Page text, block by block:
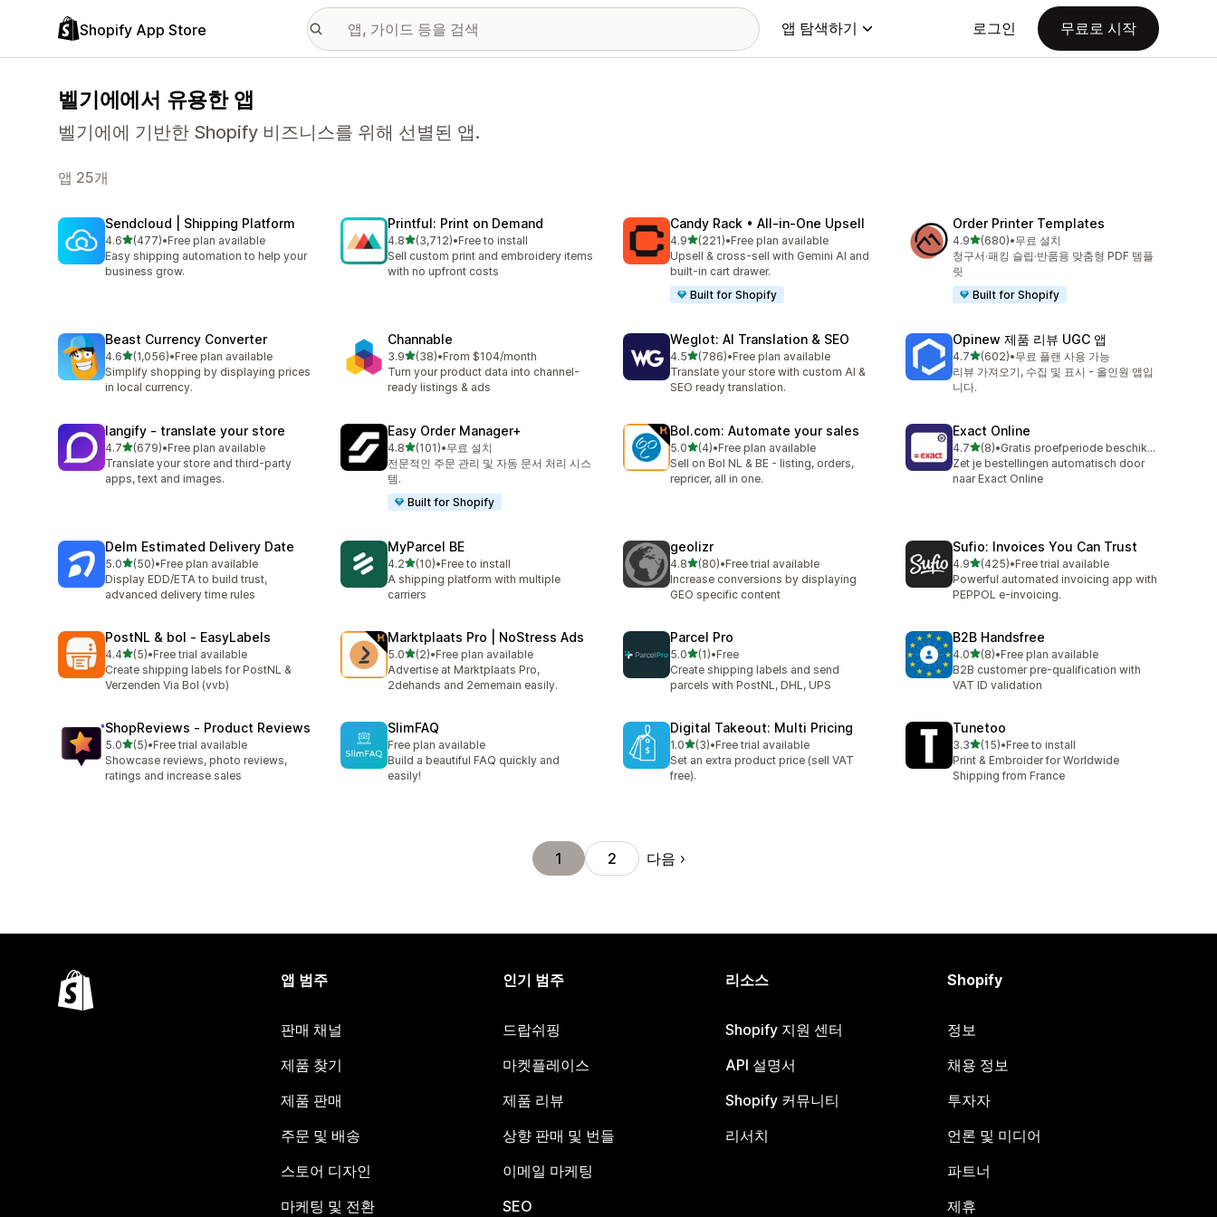
Shopify App Store 앱 탐색하기 로그인 무료로 시작
벨기에에서 유용한 앱
벨기에에 기반한 Shopify 비즈니스를 위해 선별된 앱.
앱 25개
Sendcloud | Shipping Platform
4.6별 5개 중
(477)
총 리뷰 477개
•Free plan available
Easy shipping automation to help your
business grow.
Printful: Print on Demand
4.8별 5개 중
(3,712)
총 리뷰 3712개
•Free to install
Sell custom print and embroidery items
with no upfront costs
Candy Rack • All‑in‑One Upsell
4.9별 5개 중
(221)
총 리뷰 221개
•Free plan available
Upsell & cross-sell with Gemini AI and
built-in cart drawer.
Built for Shopify
Order Printer Templates
4.9별 5개 중
(680)
총 리뷰 680개
•무료 설치
청구서·패킹 슬립·반품용 맞춤형 PDF 템플
릿
Built for Shopify
Beast Currency Converter
4.6별 5개 중
(1,056)
총 리뷰 1056개
•Free plan available
Simplify shopping by displaying prices
in local currency.
Channable
3.9별 5개 중
(38)
총 리뷰 38개
•From $104/month
Turn your product data into channel-
ready listings & ads
Weglot: AI Translation & SEO
4.5별 5개 중
(786)
총 리뷰 786개
•Free plan available
Translate your store with custom AI &
SEO ready translation.
Opinew 제품 리뷰 UGC 앱
4.7별 5개 중
(602)
총 리뷰 602개
•무료 플랜 사용 가능
리뷰 가져오기, 수집 및 표시 - 올인원 앱입
니다.
langify ‑ translate your store
4.7별 5개 중
(679)
총 리뷰 679개
•Free plan available
Translate your store and third-party
apps, text and images.
Easy Order Manager+
4.8별 5개 중
(101)
총 리뷰 101개
•무료 설치
전문적인 주문 관리 및 자동 문서 처리 시스
템.
Built for Shopify
Bol.com: Automate your sales
5.0별 5개 중
(4)
총 리뷰 4개
•Free plan available
Sell on Bol NL & BE - listing, orders,
repricer, all in one.
Exact Online
4.7별 5개 중
(8)
총 리뷰 8개
•
Gratis proefperiode beschikbaar
Zet je bestellingen automatisch door
naar Exact Online
Delm Estimated Delivery Date
5.0별 5개 중
(50)
총 리뷰 50개
•Free plan available
Display EDD/ETA to build trust,
advanced delivery time rules
MyParcel BE
4.2별 5개 중
(10)
총 리뷰 10개
•Free to install
A shipping platform with multiple
carriers
geolizr
4.8별 5개 중
(80)
총 리뷰 80개
•Free trial available
Increase conversions by displaying
GEO specific content
Sufio: Invoices You Can Trust
4.9별 5개 중
(425)
총 리뷰 425개
•Free trial available
Powerful automated invoicing app with
PEPPOL e-invoicing.
PostNL & bol ‑ EasyLabels
4.4별 5개 중
(5)
총 리뷰 5개
•Free trial available
Create shipping labels for PostNL &
Verzenden Via Bol (vvb)
Marktplaats Pro | NoStress Ads
5.0별 5개 중
(2)
총 리뷰 2개
•Free plan available
Advertise at Marktplaats Pro,
2dehands and 2ememain easily.
Parcel Pro
5.0별 5개 중
(1)
총 리뷰 1개
•Free
Create shipping labels and send
parcels with PostNL, DHL, UPS
B2B Handsfree
4.0별 5개 중
(8)
총 리뷰 8개
•Free plan available
B2B customer pre-qualification with
VAT ID validation
ShopReviews ‑ Product Reviews
5.0별 5개 중
(5)
총 리뷰 5개
•Free trial available
Showcase reviews, photo reviews,
ratings and increase sales
SlimFAQ
Free plan available
Build a beautiful FAQ quickly and
easily!
Digital Takeout: Multi Pricing
1.0별 5개 중
(3)
총 리뷰 3개
•Free trial available
Set an extra product price (sell VAT
free).
Tunetoo
3.3별 5개 중
(15)
총 리뷰 15개
•Free to install
Print & Embroider for Worldwide
Shipping from France
1 2 다음
앱 범주
판매 채널
제품 찾기
제품 판매
주문 및 배송
스토어 디자인
마케팅 및 전환
인기 범주
드랍쉬핑
마켓플레이스
제품 리뷰
상향 판매 및 번들
이메일 마케팅
SEO
리소스
Shopify 지원 센터
API 설명서
Shopify 커뮤니티
리서치
Shopify
정보
채용 정보
투자자
언론 및 미디어
파트너
제휴